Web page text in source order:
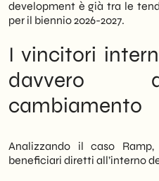
development è già tra le
per il biennio 2026-2027.
I vincitori
davvero
cambiamento
Analizzando il caso
beneficiari diretti all’interno